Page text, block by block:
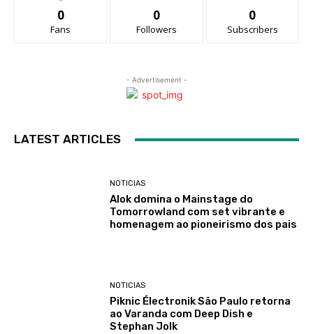
0
Fans
0
Followers
0
Subscribers
- Advertisement -
LATEST ARTICLES
NOTICIAS
Alok domina o Mainstage do
Tomorrowland com set vibrante e
homenagem ao pioneirismo dos pais
NOTICIAS
Piknic Électronik São Paulo retorna
ao Varanda com Deep Dish e
Stephan Jolk